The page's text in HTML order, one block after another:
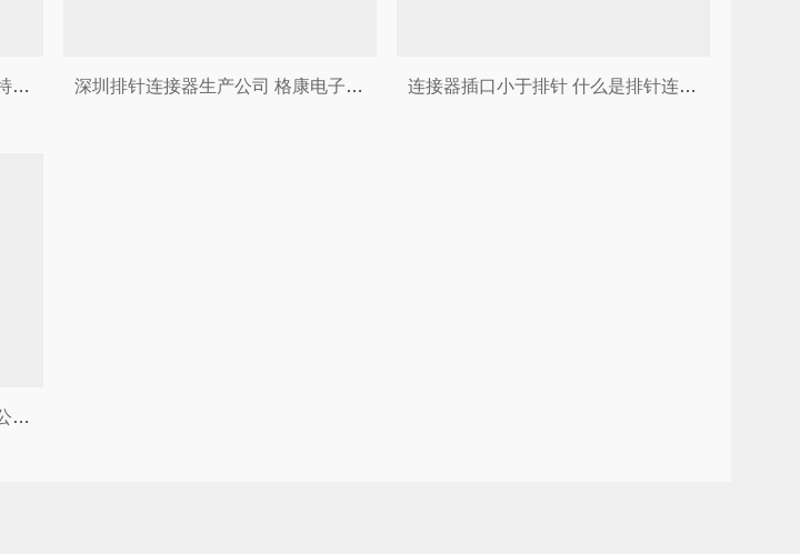
安徽连接器排针哪种好 安徽亿思特电子科技有限公司招聘 深圳排针连接器生产公司 格康电子携手世强硬创电商，推出排针，排母等连接器定制服务 连接器插口小于排针 什么是排针连接器
湖南排针连接器报价 维峰电子：公司给安费诺供应部分排针连接器，而安费诺占公司业务比重较小